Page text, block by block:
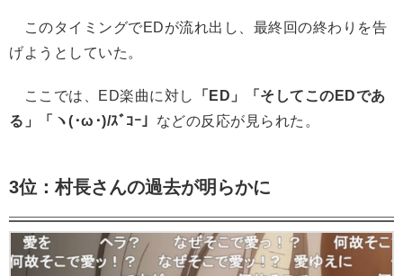
このタイミングでEDが流れ出し、最終回の終わりを告
げようとしていた。
ここでは、ED楽曲に対し
「ED」「そしてこのEDであ
る」「ヽ(･ω･)/ｽﾞｺｰ」 などの反応が見られた。
3位：村長さんの過去が明らかに